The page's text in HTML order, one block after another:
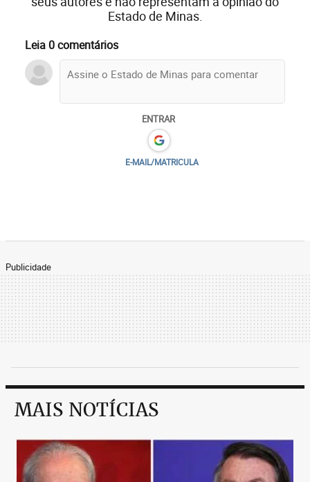
Estado de Minas.
Leia 0 comentários
ENTRAR
E-MAIL/MATRICULA
Publicidade
MAIS NOTÍCIAS